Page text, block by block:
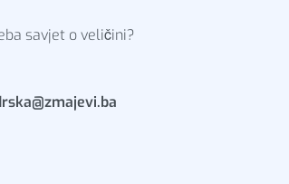
savjet o veličini?